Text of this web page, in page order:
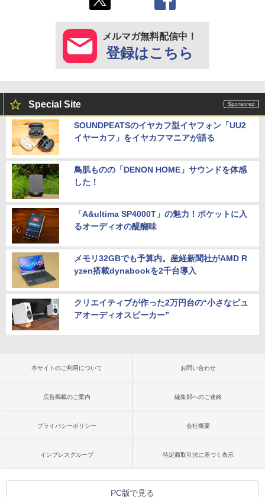
メルマガ無料配信中！
登録はこちら
Special Site
SOUNDPEATSのイヤカフ型イヤフォン「UU2
イヤーカフ」をイヤカフマニアが語る
鳥肌ものの「DENON HOME」サウンドを体感
した！
「A&ultima SP4000T」の魅力！ポケットに入
るオーディオの醍醐味
メモリ32GBでも予算内。産経新聞社がAMD R
yzen搭載dynabookを2千台導入
クリエイティブが作った2万円台の“小さなピュ
アオーディオスピーカー”
本サイトのご利用について お問い合わせ
広告掲載のご案内 編集部へのご連絡
プライバシーポリシー 会社概要
インプレスグループ 特定商取引法に基づく表示
PC版で見る